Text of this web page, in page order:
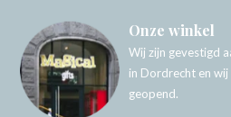
Onze winkel
Wij zijn gevestigd
in Dordrecht en
geopend.